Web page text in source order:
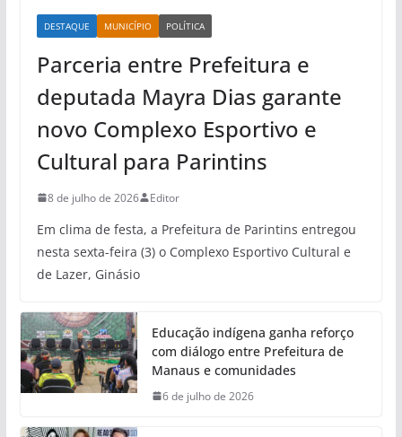
DESTAQUE MUNICÍPIO POLÍTICA
Parceria entre Prefeitura e
deputada Mayra Dias garante
novo Complexo Esportivo e
Cultural para Parintins
8 de julho de 2026 Editor
Em clima de festa, a Prefeitura de Parintins entregou
nesta sexta-feira (3) o Complexo Esportivo Cultural e
de Lazer, Ginásio
Educação indígena ganha reforço
com diálogo entre Prefeitura de
Manaus e comunidades
6 de julho de 2026